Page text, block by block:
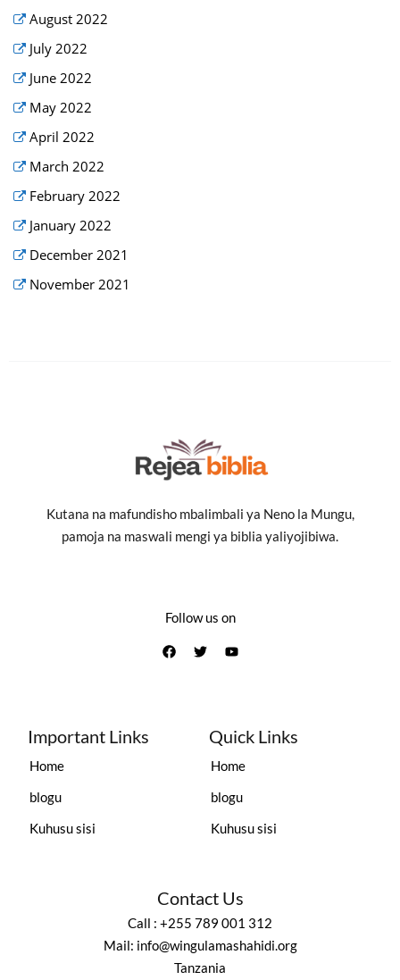
August 2022
July 2022
June 2022
May 2022
April 2022
March 2022
February 2022
January 2022
December 2021
November 2021
Kutana na mafundisho mbalimbali ya Neno la Mungu,
pamoja na maswali mengi ya biblia yaliyojibiwa.
Follow us on
Important Links
Home
blogu
Kuhusu sisi
Quick Links
Home
blogu
Kuhusu sisi
Contact Us
Call : +255 789 001 312
Mail: info@wingulamashahidi.org
Tanzania